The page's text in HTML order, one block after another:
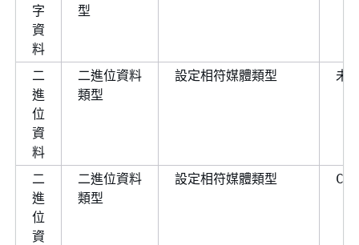
字
資
料
型
二
進
位
資
料
二進位資料
類型
設定相符媒體類型 未
二
進
位
資
二進位資料
類型
設定相符媒體類型